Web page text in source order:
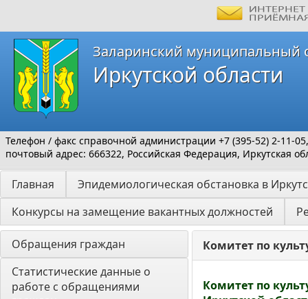
Заларинский муниципальный
Иркутской области
Телефон / факс справочной администрации +7 (395-52) 2-11-05,
почтовый адрес: 666322, Российская Федерация, Иркутская
Главная
Эпидемиологическая обстановка в
Конкурсы на замещение вакантных должностей
Обращения граждан
Статистические данные о
работе с обращениями
Комитет по
Комитет по